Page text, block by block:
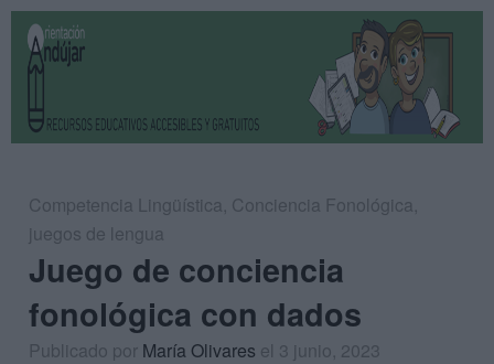
Competencia Lingüística, Conciencia Fonológica,
juegos de lengua
Juego de conciencia
fonológica con dados
Publicado por María Olivares el 3 junio, 2023